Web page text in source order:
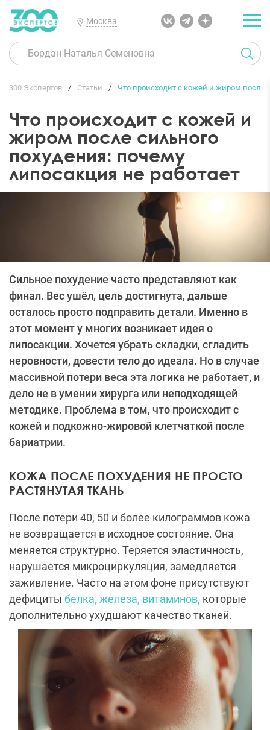
Москва
300 Экспертов Статьи Что происходит с кожей и жиром после
Что происходит с кожей и
жиром после сильного
похудения: почему
липосакция не работает
Сильное похудение часто представляют как
финал. Вес ушёл, цель достигнута, дальше
осталось просто подправить детали. Именно в
этот момент у многих возникает идея о
липосакции. Хочется убрать складки, сгладить
неровности, довести тело до идеала. Но в случае
массивной потери веса эта логика не работает, и
дело не в умении хирурга или неподходящей
методике. Проблема в том, что происходит с
кожей и подкожно-жировой клетчаткой после
бариатрии.
КОЖА ПОСЛЕ ПОХУДЕНИЯ НЕ ПРОСТО
РАСТЯНУТАЯ ТКАНЬ
После потери 40, 50 и более килограммов кожа
не возвращается в исходное состояние. Она
меняется структурно. Теряется эластичность,
нарушается микроциркуляция, замедляется
заживление. Часто на этом фоне присутствуют
дефициты белка, железа, витаминов, которые
дополнительно ухудшают качество тканей.